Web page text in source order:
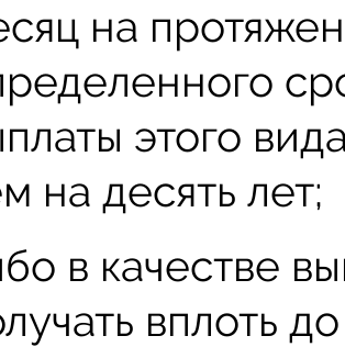
на
этого
на десять лет;
в качестве
вплоть